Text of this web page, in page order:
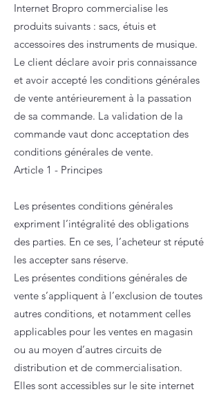
Internet Bropro commercialise les
produits suivants : sacs, étuis et
accessoires des instruments de musique.
Le client déclare avoir pris connaissance
et avoir accepté les conditions générales
de vente antérieurement à la passation
de sa commande. La validation de la
commande vaut donc acceptation des
conditions générales de vente.
Article 1 - Principes
Les présentes conditions générales
expriment l’intégralité des obligations
des parties. En ce ses, l’acheteur st réputé
les accepter sans réserve.
Les présentes conditions générales de
vente s’appliquent à l’exclusion de toutes
autres conditions, et notamment celles
applicables pour les ventes en magasin
ou au moyen d’autres circuits de
distribution et de commercialisation.
Elles sont accessibles sur le site internet